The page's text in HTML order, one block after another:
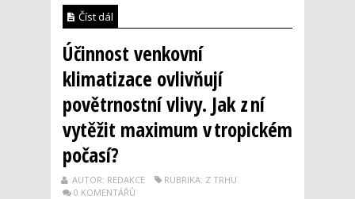
Číst dál
Účinnost venkovní
klimatizace ovlivňují
povětrnostní vlivy. Jak z ní
vytěžit maximum v tropickém
počasí?
AUTOR: REDAKCE
RUBRIKA: Z TRHU
0 KOMENTÁŘŮ